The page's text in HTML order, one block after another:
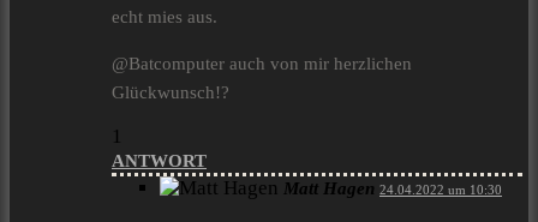
echt mies aus.
@Batcomputer auch von mir herzlichen
Glückwunsch!?
1
ANTWORT
Matt Hagen 24.04.2022 um 10:30